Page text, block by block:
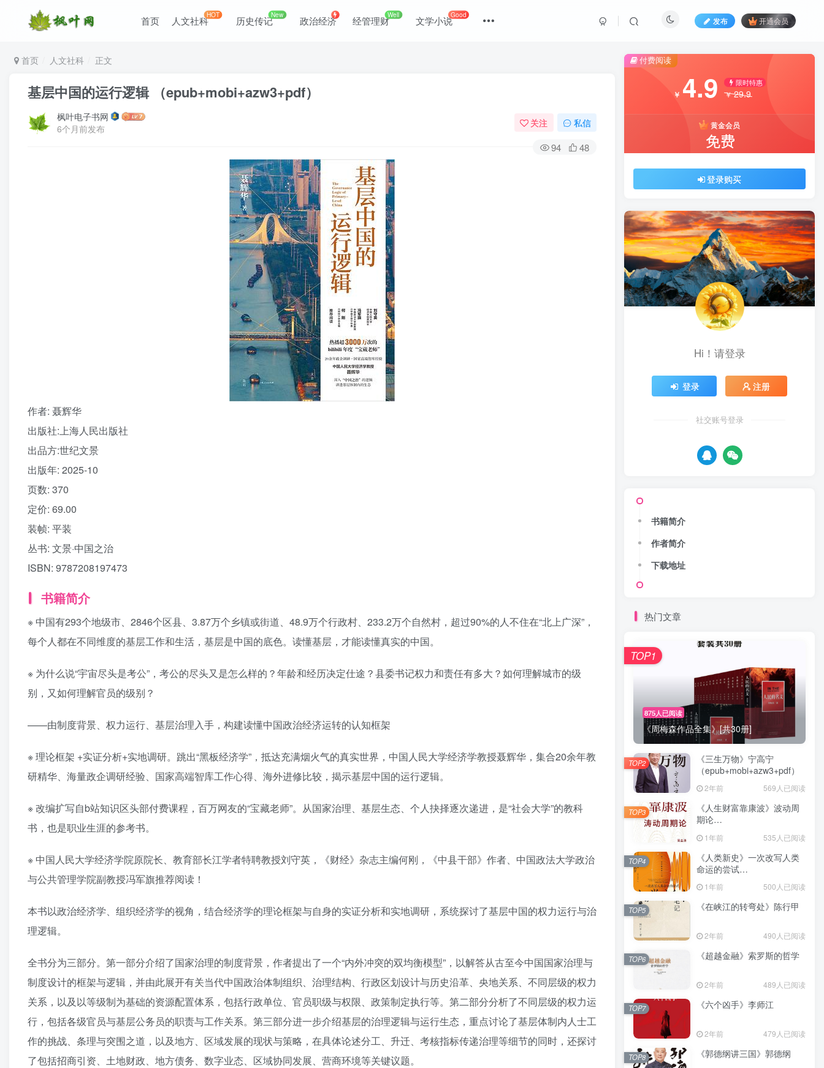
首页 人文社科HOT 历史传记New 政治经济 经管理财Well 文学小说Good
发布 开通会员
首页 人文社科 正文
基层中国的运行逻辑 （epub+mobi+azw3+pdf）
枫叶电子书网
6个月前发布
关注 私信
94 48
作者: 聂辉华
出版社:上海人民出版社
出品方:世纪文景
出版年: 2025-10
页数: 370
定价: 69.00
装帧: 平装
丛书: 文景·中国之治
ISBN: 9787208197473
书籍简介
※ 中国有293个地级市、2846个区县、3.87万个乡镇或街道、48.9万个行政村、233.2万个自然村，超过90%的人不住在“北上广深”，
每个人都在不同维度的基层工作和生活，基层是中国的底色。读懂基层，才能读懂真实的中国。
※ 为什么说“宇宙尽头是考公”，考公的尽头又是怎么样的？年龄和经历决定仕途？县委书记权力和责任有多大？如何理解城市的级
别，又如何理解官员的级别？
——由制度背景、权力运行、基层治理入手，构建读懂中国政治经济运转的认知框架
※ 理论框架 +实证分析+实地调研。跳出“黑板经济学”，抵达充满烟火气的真实世界，中国人民大学经济学教授聂辉华，集合20余年教
研精华、海量政企调研经验、国家高端智库工作心得、海外进修比较，揭示基层中国的运行逻辑。
※ 改编扩写自b站知识区头部付费课程，百万网友的“宝藏老师”。从国家治理、基层生态、个人抉择逐次递进，是“社会大学”的教科
书，也是职业生涯的参考书。
※ 中国人民大学经济学院原院长、教育部长江学者特聘教授刘守英，《财经》杂志主编何刚，《中县干部》作者、中国政法大学政治
与公共管理学院副教授冯军旗推荐阅读！
本书以政治经济学、组织经济学的视角，结合经济学的理论框架与自身的实证分析和实地调研，系统探讨了基层中国的权力运行与治
理逻辑。
全书分为三部分。第一部分介绍了国家治理的制度背景，作者提出了一个“内外冲突的双均衡模型”，以解答从古至今中国国家治理与
制度设计的框架与逻辑，并由此展开有关当代中国政治体制组织、治理结构、行政区划设计与历史沿革、央地关系、不同层级的权力
关系，以及以等级制为基础的资源配置体系，包括行政单位、官员职级与权限、政策制定执行等。第二部分分析了不同层级的权力运
行，包括各级官员与基层公务员的职责与工作关系。第三部分进一步介绍基层的治理逻辑与运行生态，重点讨论了基层体制内人士工
作的挑战、条理与突围之道，以及地方、区域发展的现状与策略，在具体论述分工、升迁、考核指标传递治理等细节的同时，还探讨
了包括招商引资、土地财政、地方债务、数字业态、区域协同发展、营商环境等关键议题。
付费阅读
￥ 4.9 限时特惠
￥29.9
黄金会员
免费
登录购买
Hi！请登录
登录 注册
社交账号登录
书籍简介
作者简介
下载地址
热门文章
875人已阅读
《周梅森作品全集》[共30册]
TOP1
《三生万物》宁高宁
（epub+mobi+azw3+pdf）
2年前 569人已阅读
TOP2
《人生财富靠康波》波动周
期论
1年前 535人已阅读
TOP3
《人类新史》一次改写人类
命运的尝试
1年前 500人已阅读
TOP4
《在峡江的转弯处》陈行甲
2年前 490人已阅读
TOP5
《超越金融》索罗斯的哲学
2年前 489人已阅读
TOP6
《六个凶手》李师江
2年前 479人已阅读
TOP7
《郭德纲讲三国》郭德纲
TOP8
登录
没有账号？立即注册
用户名/手机号/邮箱
登录密码
记住登录
社交账号登录